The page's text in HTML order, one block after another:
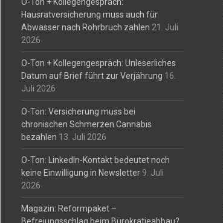
Hausratversicherung muss auch für
Abwasser nach Rohrbruch zahlen 21. Juli
2026
O-Ton + Kollegengespräch: Unleserliches
Datum auf Brief führt zur Verjährung 16.
Juli 2026
O-Ton: Versicherung muss bei
chronischen Schmerzen Cannabis
bezahlen 13. Juli 2026
O-Ton: LinkedIn-Kontakt bedeutet noch
keine Einwilligung in Newsletter 9. Juli
2026
Magazin: Reformpaket –